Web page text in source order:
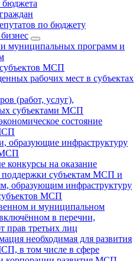
по бюджету
муниципальных программ и
МСП
рабочих мест в субъектах
(работ, услуг),
субъектами МСП
состояние
образующие инфраструктуру
МСП
конкурсы на оказание
поддержки субъектам МСП и
образующим инфраструктуру
МСП
и муниципальном
в перечни,
прав третьих лиц
необходимая для развития
в том числе в сфере